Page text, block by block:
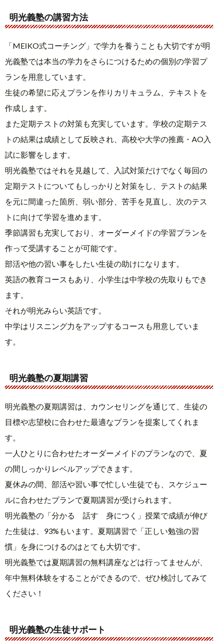
明光義塾の講習方法
「MEIKO式コーチング」で学力を養うことも大切ですが明
光義塾では本当の学力をさらにつけるための個別の学習プ
ランを用意しています。
生徒の希望に応えプランを作りカリキュラム、テキストを
作成します。
また定期テストの対策も充実しています。学校の定期テス
トの結果は成績として反映され、高校や大学の推薦・AO入
試に影響をします。
明光義塾ではそれを見越して、入試対策だけでなく毎回の
定期テストについてもしっかりと対策をし、テストの結果
を元に間違った箇所、弱い部分、苦手を見直し、次のテス
トに向けて学習を進めます。
季節講習も充実しており、オーダーメイドの学習プランを
作って受講することが可能です。
部活や他の習い事をしたい生徒の助けになります。
英語の教育コースもあり、小学生は中学校の先取りもでき
ます。
それが明光みらい英語です。
中学はリスニング力をアップするコースも用意していま
す。
明光義塾の夏期講習
明光義塾の夏期講習は、カウンセリングを通じて、生徒の
目標や志望校に合わせた最適なプランを提案してくれま
す。
一人ひとりに合わせたオーダーメイドのプランなので、夏
の間しっかりレベルアップできます。
夏休みの間、部活や習い事で忙しい生徒でも、スケジュー
ルに合わせたプランで夏期講習が受けられます。
明光義塾の「分かる 話す 身につく」授業で成績が伸び
た生徒は、93%もいます。夏期講習で「正しい勉強の習
慣」を身につけるのはとても大切です。
明光義塾では夏期講習の無料講座などは行ってませんが、
年中無料体験をすることができるので、ぜひ検討してみて
ください！
明光義塾の生徒サポート